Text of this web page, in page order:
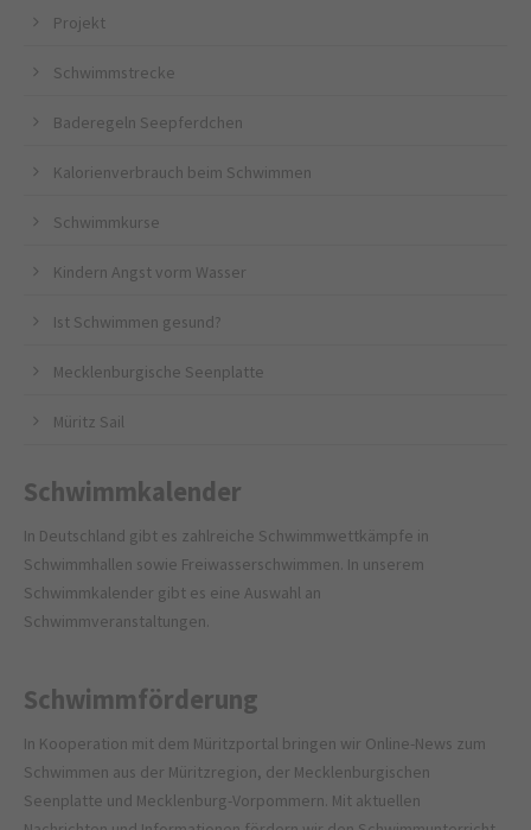
Projekt
Schwimmstrecke
Baderegeln Seepferdchen
Kalorienverbrauch beim Schwimmen
Schwimmkurse
Kindern Angst vorm Wasser
Ist Schwimmen gesund?
Mecklenburgische Seenplatte
Müritz Sail
Schwimmkalender
In Deutschland gibt es zahlreiche Schwimmwettkämpfe in
Schwimmhallen sowie Freiwasserschwimmen. In unserem
Schwimmkalender gibt es eine Auswahl an
Schwimmveranstaltungen.
Schwimmförderung
In Kooperation mit dem Müritzportal bringen wir Online-News zum
Schwimmen aus der Müritzregion, der Mecklenburgischen
Seenplatte und Mecklenburg-Vorpommern. Mit aktuellen